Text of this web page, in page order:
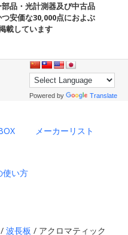
品・光計測器及び中古品
安価な30,000点におよぶ
載しています
Powered by Translate
メーカーリスト
使い方
/波長板 / アクロマティック